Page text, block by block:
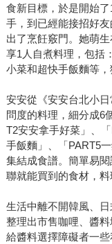
食新目標，於是開始
手，到已經能接招好
出了烹飪竅門。她萌
享1人自煮料理，包括
小菜和超快手飯麵等，
安安從《安安台北小
問度的料理，細分成6
T2安安拿手好菜」、
手飯麵」、「PART5
集結成食譜。簡單易
聯就能買到的食材，料
生活中離不開韓風、
整理出市售咖哩、醬
給醬料選擇障礙者一